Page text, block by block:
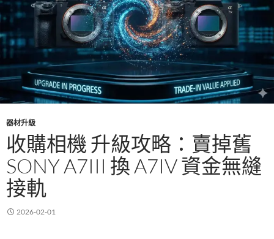
器材升級
收購相機 升級攻略：賣掉舊
SONY A7III 換 A7IV 資金無縫
接軌
2026-02-01